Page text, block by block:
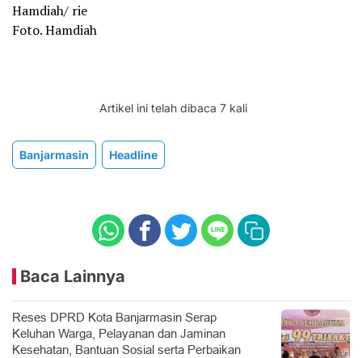
Hamdiah/ rie
Foto. Hamdiah
Artikel ini telah dibaca 7 kali
Banjarmasin Headline
Baca Lainnya
Reses DPRD Kota Banjarmasin Serap
Keluhan Warga, Pelayanan dan Jaminan
Kesehatan, Bantuan Sosial serta Perbaikan